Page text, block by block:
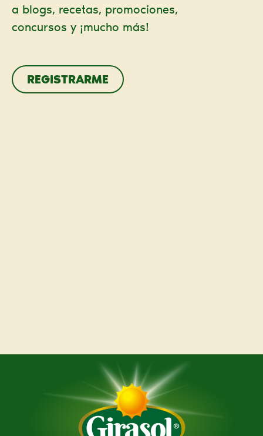
a blogs, recetas, promociones,
concursos y ¡mucho más!
REGISTRARME